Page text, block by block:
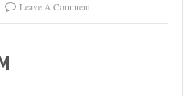
Leave A Comment